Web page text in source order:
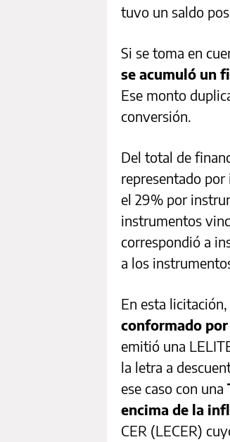
tuvo un saldo
Si se toma en
se acumuló un
Ese monto
conversión.
Del total de
representado
el 29% por
instrumentos
correspondió a
a los
En esta licitación,
conformado
emitió una
la letra a
ese caso con una
encima de la
CER (LECER)